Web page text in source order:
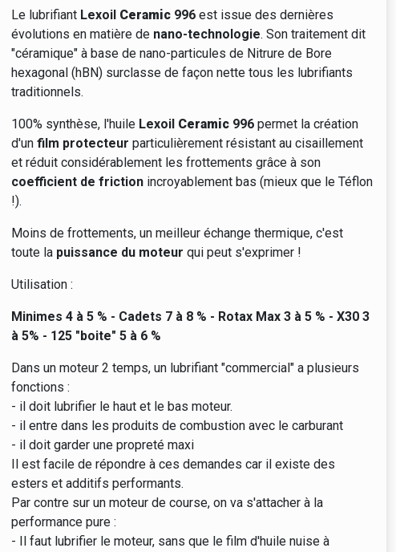
Le lubrifiant Lexoil Ceramic 996 est issue des dernières
évolutions en matière de nano-technologie. Son traitement dit
"céramique" à base de nano-particules de Nitrure de Bore
hexagonal (hBN) surclasse de façon nette tous les lubrifiants
traditionnels.
100% synthèse, l'huile Lexoil Ceramic 996 permet la création
d'un film protecteur particulièrement résistant au cisaillement
et réduit considérablement les frottements grâce à son
coefficient de friction incroyablement bas (mieux que le Téflon
!).
Moins de frottements, un meilleur échange thermique, c'est
toute la puissance du moteur qui peut s'exprimer !
Utilisation :
Minimes 4 à 5 % - Cadets 7 à 8 % - Rotax Max 3 à 5 % - X30 3
à 5% - 125 "boite" 5 à 6 %
Dans un moteur 2 temps, un lubrifiant "commercial" a plusieurs
fonctions :
- il doit lubrifier le haut et le bas moteur.
- il entre dans les produits de combustion avec le carburant
- il doit garder une propreté maxi
Il est facile de répondre à ces demandes car il existe des
esters et additifs performants.
Par contre sur un moteur de course, on va s'attacher à la
performance pure :
- Il faut lubrifier le moteur, sans que le film d'huile nuise à